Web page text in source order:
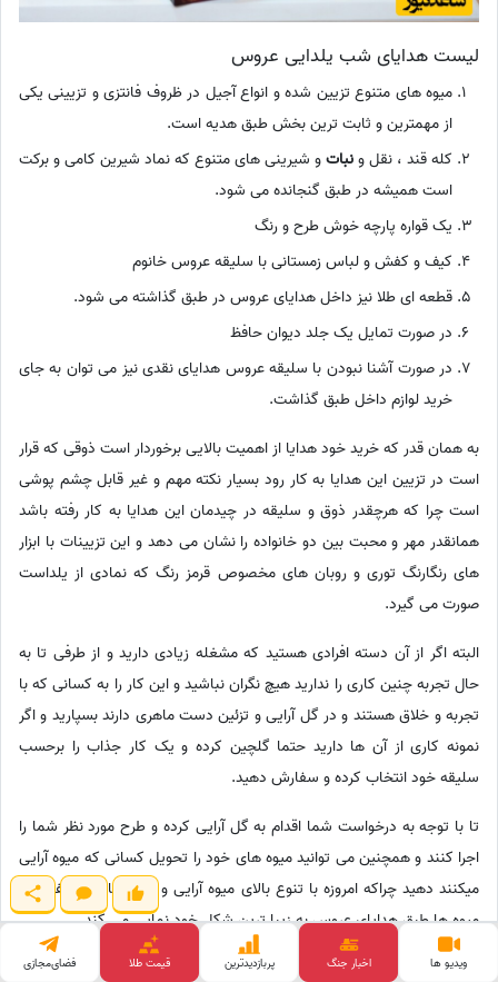
لیست هدایای شب یلدایی عروس
میوه های متنوع تزیین شده و انواع آجیل در ظروف فانتزی و تزیینی یکی
از مهمترین و ثابت ترین بخش طبق هدیه است.
کله قند ، نقل ونباتو شیرینی های متنوع که نماد شیرین کامی و برکت
است همیشه در طبق گنجانده می شود.
یک قواره پارچه خوش طرح و رنگ
کیف و کفش و لباس زمستانی با سلیقه عروس خانوم
قطعه ای طلا نیز داخل هدایای عروس در طبق گذاشته می شود.
در صورت تمایل یک جلد دیوان حافظ
در صورت آشنا نبودن با سلیقه عروس هدایای نقدی نیز می توان به جای
خرید لوازم داخل طبق گذاشت.
به همان قدر که خرید خود هدایا از اهمیت بالایی برخوردار است ذوقی که قرار
است در تزیین این هدایا به کار رود بسیار نکته مهم و غیر قابل چشم پوشی
است چرا که هرچقدر ذوق و سلیقه در چیدمان این هدایا به کار رفته باشد
همانقدر مهر و محبت بین دو خانواده را نشان می دهد و این تزیینات با ابزار
های رنگارنگ توری و روبان های مخصوص قرمز رنگ که نمادی از یلداست
صورت می گیرد.
البته اگر از آن دسته افرادی هستید که مشغله زیادی دارید و از طرفی تا به
حال تجربه چنین کاری را ندارید هیچ نگران نباشید و این کار را به کسانی که با
تجربه و خلاق هستند و در گل آرایی و تزئین دست ماهری دارند بسپارید و اگر
نمونه کاری از آن ها دارید حتما گلچین کرده و یک کار جذاب را برحسب
سلیقه خود انتخاب کرده و سفارش دهید.
تا با توجه به درخواست شما اقدام به گل آرایی کرده و طرح مورد نظر شما را
اجرا کنند و همچنین می توانید میوه های خود را تحویل کسانی که میوه آرایی
میکنند دهید چراکه امروزه با تنوع بالای میوه آرایی و برش های مختلف روی
میوه ها طبق هدایای عروس به زیبا ترین شکل خود نمایی می کند.
پس چنانچه تازه عروسی در خانواده تان دارید از همین حالا دست به کار
ویدیو ها اخبار جنگ پربازدید‌ترین قیمت طلا فضای‌مجازی